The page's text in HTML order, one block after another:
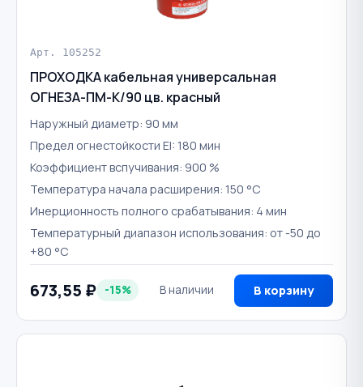
Арт. 105252
ПРОХОДКА кабельная универсальная
ОГНЕЗА-ПМ-К/90 цв. красный
Наружный диаметр: 90 мм
Предел огнестойкости EI: 180 мин
Коэффициент вспучивания: 900 %
Температура начала расширения: 150 °С
Инерционность полного срабатывания: 4 мин
Температурный диапазон использования: от -50 до
+80 °С
673,55 ₽ -15% В наличии В корзину